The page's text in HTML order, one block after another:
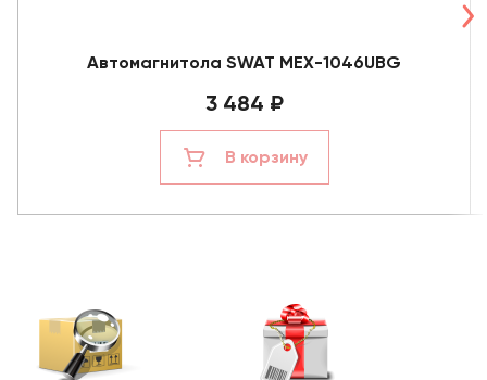
Автомагнитола SWAT MEX-1046UBG
3 484 ₽
В корзину